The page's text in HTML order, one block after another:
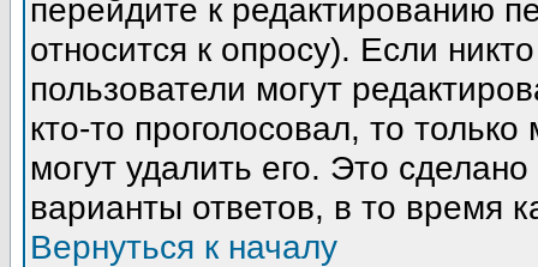
перейдите к редактированию
относится к опросу). Если
пользователи могут
кто-то проголосовал, то
могут удалить его. Это
варианты ответов, в то время
Вернуться к началу